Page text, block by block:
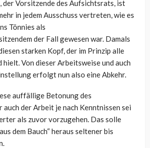
der Vorsitzende des Aufsichtsrats, ist
in jedem Ausschuss vertreten, wie es
Tönnies als
der Fall gewesen war. Damals
starken Kopf, der im Prinzip alle
hielt. Von dieser Arbeitsweise und auch
erfolgt nun also eine Abkehr.
auffällige Betonung des
auch der Arbeit je nach Kenntnissen sei
als zuvor vorzugehen. Das solle
dem Bauch“ heraus seltener bis